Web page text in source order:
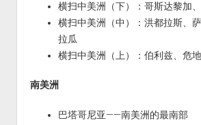
横扫中美洲（下）：哥斯达黎加
横扫中美洲（中）：洪都拉斯、
拉瓜
横扫中美洲（上）：伯利兹、危
南美洲
巴塔哥尼亚——南美洲的最南部